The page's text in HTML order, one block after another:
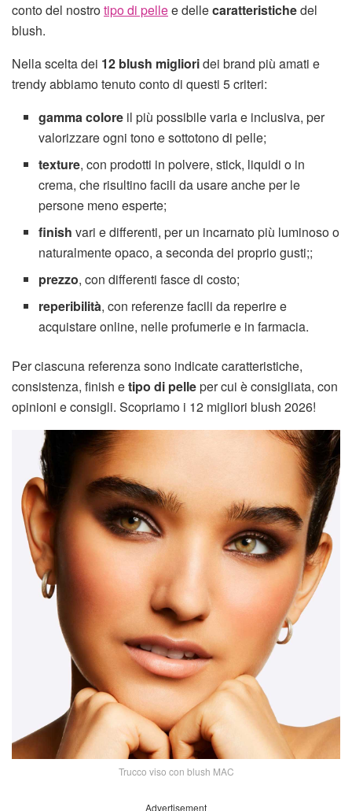
conto del nostrotipo di pellee dellecaratteristichedel
blush.
Nella scelta dei 12 blush miglioridei brand più amati e
trendy abbiamo tenuto conto di questi 5 criteri:
gamma colore il più possibile varia e inclusiva, per
valorizzare ogni tono e sottotono di pelle;
texture, con prodotti in polvere, stick, liquidi o in
crema, che risultino facili da usare anche per le
persone meno esperte;
finishvari e differenti, per un incarnato più luminoso o
naturalmente opaco, a seconda dei proprio gusti;;
prezzo, con differenti fasce di costo;
reperibilità, con referenze facili da reperire e
acquistare online, nelle profumerie e in farmacia.
Per ciascuna referenza sono indicate caratteristiche,
consistenza, finish etipo di pelleper cui è consigliata, con
opinioni e consigli. Scopriamo i 12 migliori blush 2026!
Trucco viso con blush MAC
Advertisement